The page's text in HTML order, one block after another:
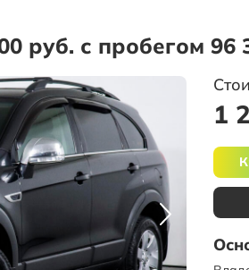
руб. с пробегом
1